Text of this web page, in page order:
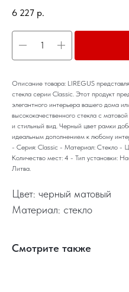
6 227 р.
Описание товара: LIREGUS
стекла серии Classic. Этот продукт
элегантного интерьера вашего дома
высококачественного стекла с
и стильный вид. Черный цвет рамки
идеальным дополнением к любому
- Серия: Classic - Материал: Стекло -
Количество мест: 4 - Тип установки:
Литва.
Цвет: черный матовый
Материал: стекло
Смотрите также